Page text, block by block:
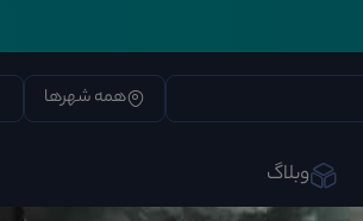
همه شهرها
وبلاگ